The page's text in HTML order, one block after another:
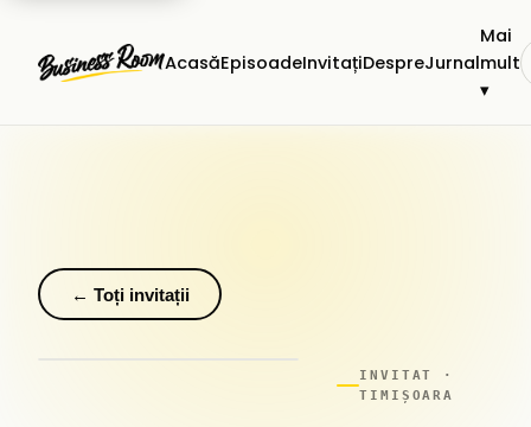
AcasăEpisoadeInvitațiDespreJurnal
Mai
mult
▾
← Toți invitații
INVITAT ·
TIMIȘOARA